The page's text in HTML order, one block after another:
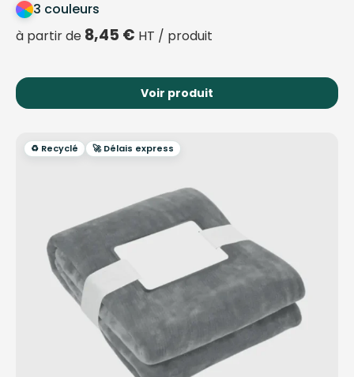
3 couleurs
à partir de 8,45 € HT / produit
Voir produit
♻️ Recyclé 🚀 Délais express